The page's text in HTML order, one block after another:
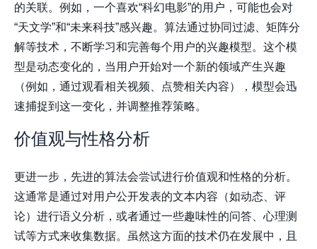
的关联。例如，一个喜欢“科幻电影”的用户，可能也会对
“天文学”和“未来科技”感兴趣。算法通过协同过滤、矩阵分
解等技术，不断学习和完善每个用户的兴趣模型。这个模
型是动态变化的，当用户开始对一个新的领域产生兴趣
（例如，通过观看相关视频、点赞相关内容），模型会迅
速捕捉到这一变化，并调整推荐策略。
价值观与性格分析
更进一步，先进的算法会尝试进行价值观和性格的分析。
这通常是通过对用户公开发表的文本内容（如动态、评
论）进行语义分析，或者通过一些趣味性的问答、心理测
试等方式来收集数据。虽然这方面的技术仍在发展中，且